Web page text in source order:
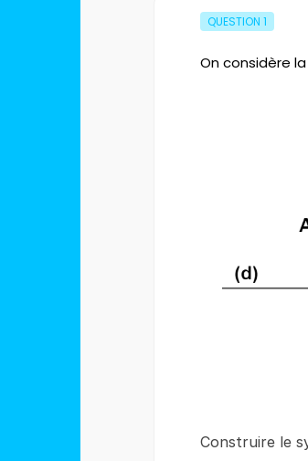
QUESTION 1
On considère
Construire le